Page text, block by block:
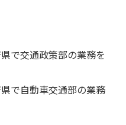
で交通政策部の業務を
で自動車交通部の業務